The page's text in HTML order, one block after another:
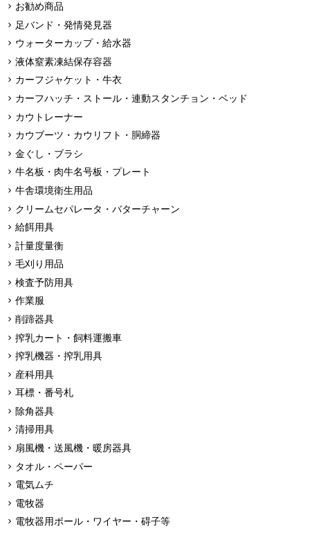
お勧め商品
足バンド・発情発見器
ウォーターカップ・給水器
液体窒素凍結保存容器
カーフジャケット・牛衣
カーフハッチ・ストール・連動スタンチョン・ベッド
カウトレーナー
カウブーツ・カウリフト・胴締器
金ぐし・ブラシ
牛名板・肉牛名号板・プレート
牛舎環境衛生用品
クリームセパレータ・バターチャーン
給餌用具
計量度量衡
毛刈り用品
検査予防用具
作業服
削蹄器具
搾乳カート・飼料運搬車
搾乳機器・搾乳用具
産科用具
耳標・番号札
除角器具
清掃用具
扇風機・送風機・暖房器具
タオル・ペーパー
電気ムチ
電牧器
電牧器用ポール・ワイヤー・碍子等